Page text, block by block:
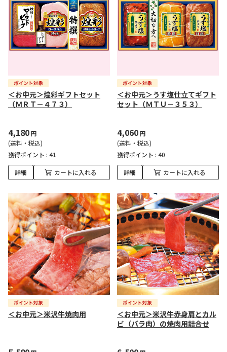
＜お中元＞煌彩ギフトセット
（ＭＲＴ－４７３）
4,180円
(送料・税込)
獲得ポイント : 41
詳細 カートに入れる
＜お中元＞うす塩仕立てギフト
セット（ＭＴＵ－３５３）
4,060円
(送料・税込)
獲得ポイント : 40
詳細 カートに入れる
＜お中元＞米沢牛焼肉用
＜お中元＞米沢牛赤身肩とカル
ビ（バラ肉）の焼肉用詰合せ